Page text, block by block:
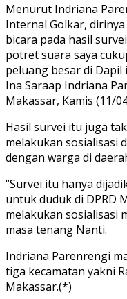
Menurut Indriana
Internal Golkar,
bicara pada hasil
potret suara saya
peluang besar di
Ina Saraap Indriana
Makassar, Kamis (11/
Hasil survei itu juga
melakukan sosialisasi
dengan warga di
“Survei itu hanya
untuk duduk di DPRD
melakukan sosialisasi
masa tenang Nanti.
Indriana Parenrengi
tiga kecamatan yakni
Makassar.(*)